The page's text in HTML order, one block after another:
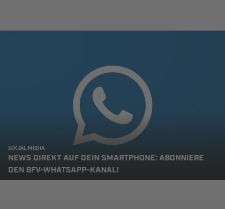
SOCIAL MEDIA
NEWS DIREKT AUF DEIN SMARTPHONE: ABONNIERE
DEN BFV-WHATSAPP-KANAL!